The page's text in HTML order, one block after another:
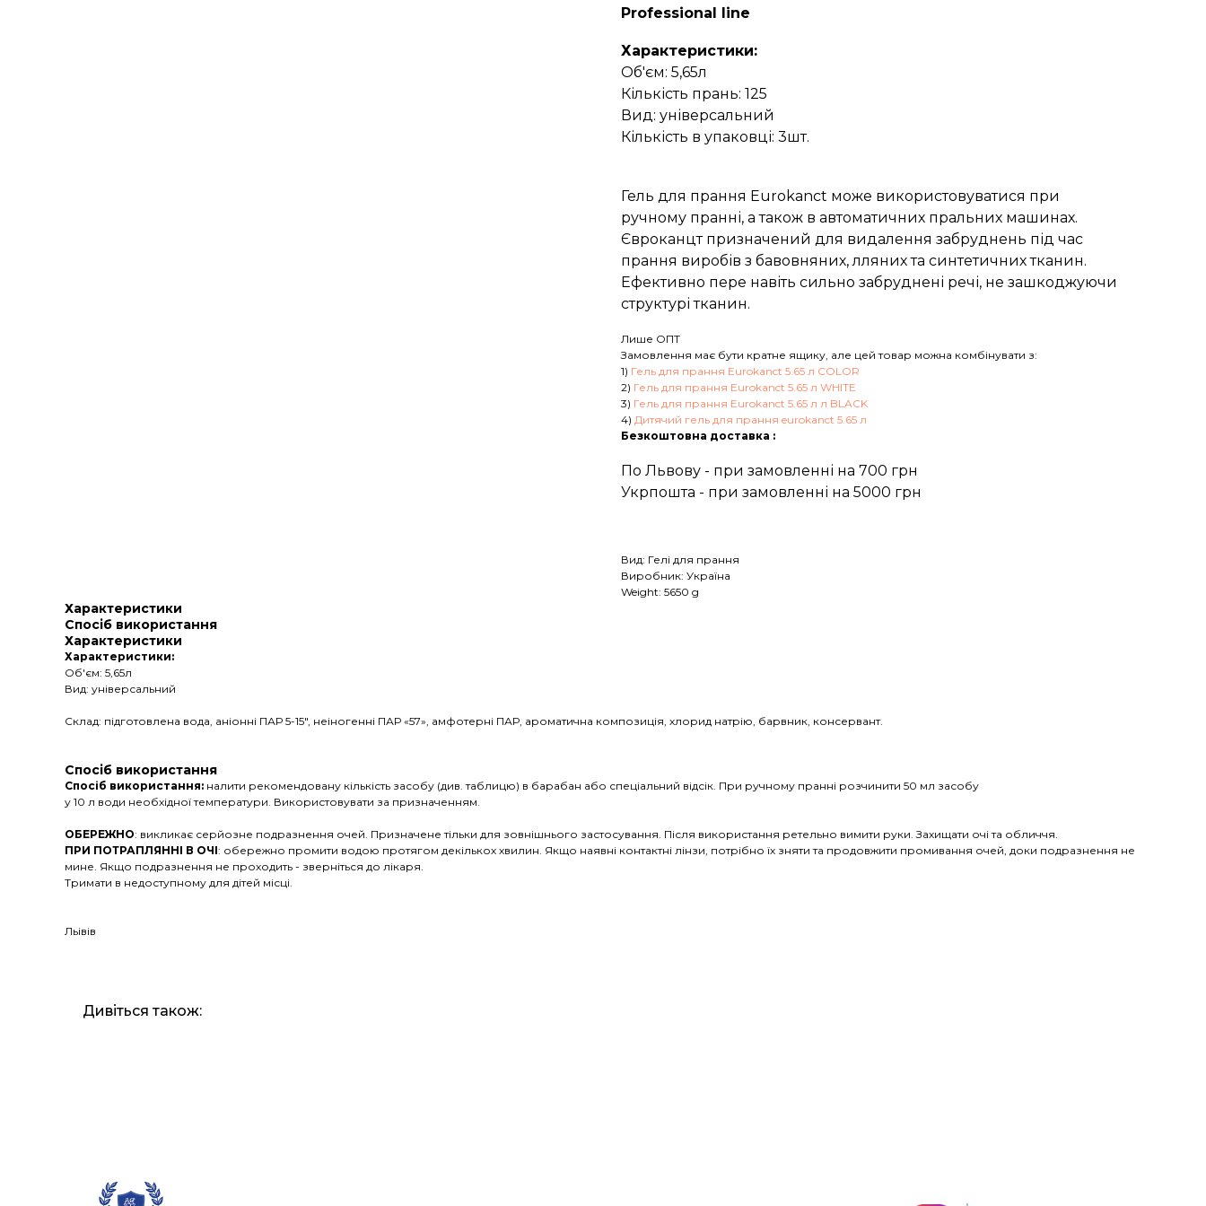
Professional line
Характеристики:
Об'єм: 5,65л
Кількість прань: 125
Вид: універсальний
Кількість в упаковці: 3шт.
Гель для прання Eurokanct може використовуватися при
ручному пранні, а також в автоматичних пральних машинах.
Євроканцт призначений для видалення забруднень під час
прання виробів з бавовняних, лляних та синтетичних тканин.
Ефективно пере навіть сильно забруднені речі, не зашкоджуючи
структурі тканин.
Лише ОПТ
Замовлення має бути кратне ящику, але цей товар можна комбінувати з:
1) Гель для прання Eurokanct 5.65 л COLOR
2) Гель для прання Eurokanct 5.65 л WHITE
3) Гель для прання Eurokanct 5.65 л л BLACK
4) Дитячий гель для прання eurokanct 5.65 л
Безкоштовна доставка :
По Львову - при замовленні на 700 грн
Укрпошта - при замовленні на 5000 грн
Вид: Гелі для прання
Виробник: Україна
Weight: 5650 g
Характеристики
Спосіб використання
Характеристики
Характеристики:
Об'єм: 5,65л
Вид: універсальний
Склад: підготовлена вода, аніонні ПАР 5-15", неіногенні ПАР «57», амфотерні ПАР, ароматична композиція, хлорид натрію, барвник, консервант.
Спосіб використання
Спосіб використання: налити рекомендовану кількість засобу (див. таблицю) в барабан або спеціальний відсік. При ручному пранні розчинити 50 мл засобу
у 10 л води необхідної температури. Використовувати за призначенням.
ОБЕРЕЖНО: викликає серйозне подразнення очей. Призначене тільки для зовнішнього застосування. Після використання ретельно вимити руки. Захищати очі та обличчя.
ПРИ ПОТРАПЛЯННІ В ОЧІ: обережно промити водою протягом декількох хвилин. Якщо наявні контактні лінзи, потрібно їх зняти та продовжити промивання очей, доки подразнення не
мине. Якщо подразнення не проходить - зверніться до лікаря.
Тримати в недоступному для дітей місці.
Льівів
Дивіться також: